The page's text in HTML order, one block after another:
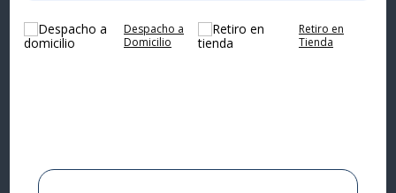
Despacho a
Domicilio
Retiro en
Tienda